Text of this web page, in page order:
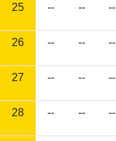
25 -- -- --
26 -- -- --
27 -- -- --
28 -- -- --